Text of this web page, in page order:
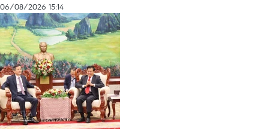
06/08/2026 15:14